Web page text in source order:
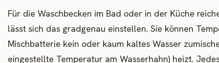
Für die Waschbecken im Bad oder in der Küche
lässt sich das gradgenau einstellen. Sie können
Mischbatterie kein oder kaum kaltes Wasser
eingestellte Temperatur am Wasserhahn) heizt.